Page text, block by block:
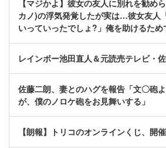
【マジかよ】彼女の友人に別れを勧め
カノ)の浮気発覚したが実は…彼女友人
いっていったでしょ?」俺を助けるた
レインボー池田直人＆元読売テレビ・
佐藤二朗、妻とのハグを報告「文〇砲
が、僕のノロケ砲をお見舞いする」
【朗報】トリコのオンラインくじ、開催